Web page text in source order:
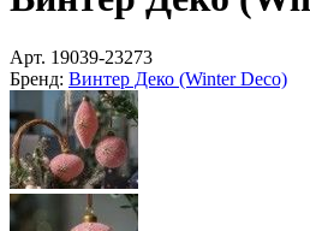
Арт. 19039-23273
Бренд: Винтер Деко (Winter Deco)